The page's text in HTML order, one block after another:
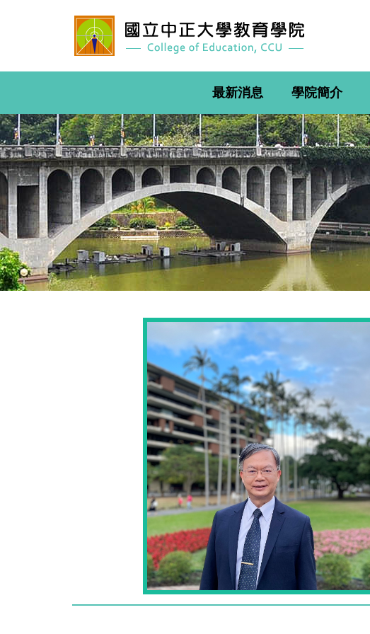
內
最新消息 學院簡介